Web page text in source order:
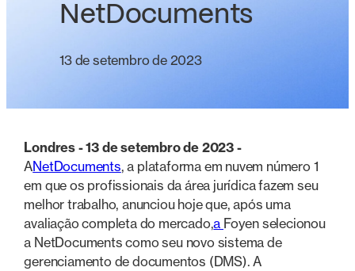
NetDocuments
13 de setembro de 2023
Londres - 13 de setembro de 2023 -
ANetDocuments, a plataforma em nuvem número 1
em que os profissionais da área jurídica fazem seu
melhor trabalho, anunciou hoje que, após uma
avaliação completa do mercado,a Foyen selecionou
a NetDocuments como seu novo sistema de
gerenciamento de documentos (DMS). A